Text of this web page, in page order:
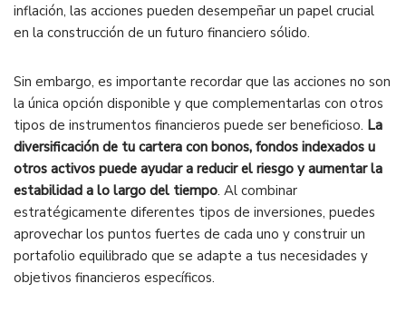
inflación, las acciones pueden desempeñar un papel crucial
en la construcción de un futuro financiero sólido.
Sin embargo, es importante recordar que las acciones no son
la única opción disponible y que complementarlas con otros
tipos de instrumentos financieros puede ser beneficioso. La
diversificación de tu cartera con bonos, fondos indexados u
otros activos puede ayudar a reducir el riesgo y aumentar la
estabilidad a lo largo del tiempo. Al combinar
estratégicamente diferentes tipos de inversiones, puedes
aprovechar los puntos fuertes de cada uno y construir un
portafolio equilibrado que se adapte a tus necesidades y
objetivos financieros específicos.